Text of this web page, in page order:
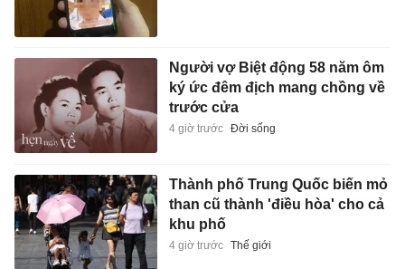
Người vợ Biệt động 58 năm ôm
ký ức đêm địch mang chồng về
trước cửa
4 giờ trước Đời sống
Thành phố Trung Quốc biến mỏ
than cũ thành 'điều hòa' cho cả
khu phố
4 giờ trước Thế giới